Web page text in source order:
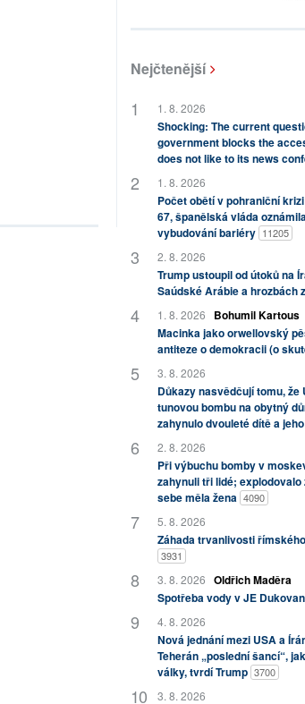
Nejčtenější
1. 8. 2026
Shocking: The current
government blocks the
does not like to its news
1. 8. 2026
Počet obětí v pohraniční
67, španělská vláda
vybudování bariéry 11205
2. 8. 2026
Trump ustoupil od útoků na
Saúdské Arábie a hrozbách
1. 8. 2026
Bohumil Kartous
Macinka jako orwellovský
antiteze o demokracii (o
3. 8. 2026
Důkazy nasvědčují tomu,
tunovou bombu na obytný
zahynulo dvouleté dítě a
2. 8. 2026
Při výbuchu bomby v
zahynuli tři lidé; explodovalo
sebe měla žena 4090
5. 8. 2026
Záhada trvanlivosti
3931
3. 8. 2026 Oldřich Maděra
Spotřeba vody v JE
4. 8. 2026
Nová jednání mezi USA a
Teherán „poslední šancí“,
války, tvrdí Trump 3700
3. 8. 2026